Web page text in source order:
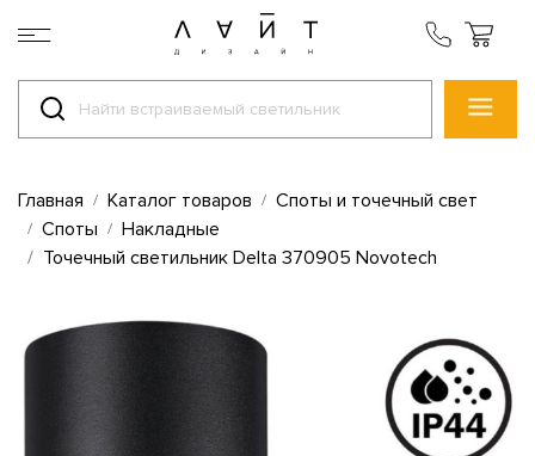
Главная Каталог товаров
Споты и точечный свет
Споты
Накладные
Точечный светильник Delta 370905 Novotech